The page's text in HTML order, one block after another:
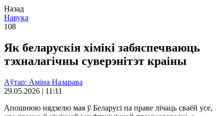
Назад
Навука
108
Як беларускія хімікі забяспечваюць
тэхналагічны суверэнітэт краіны
Аўтар: Аміна Назарава
29.05.2026 | 11:11
Апошнюю нядзелю мая ў Беларусі па праве лічаць сваёй усе,